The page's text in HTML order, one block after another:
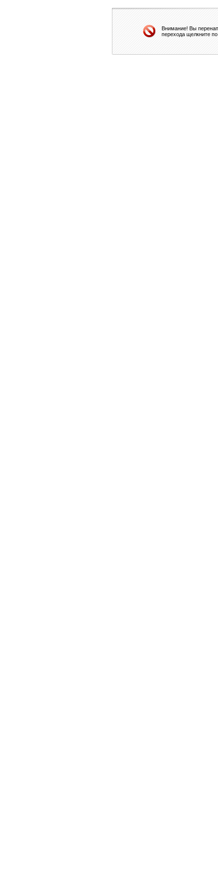
Внимание! Вы
перехода щелкните